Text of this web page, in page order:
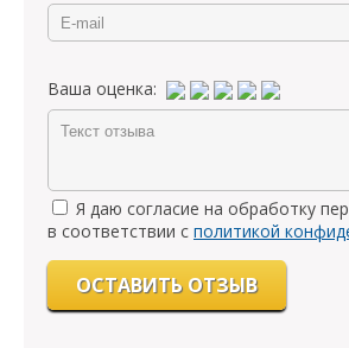
Ваша оценка:
Я даю согласие на обработку
в соответствии с политикой